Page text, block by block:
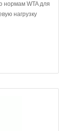
нормам WTA для
нагрузку